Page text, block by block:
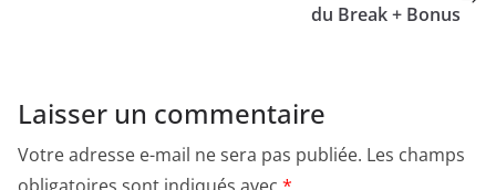
du Break + Bonus
Laisser un commentaire
Votre adresse e-mail ne sera pas publiée. Les champs
obligatoires sont indiqués avec *